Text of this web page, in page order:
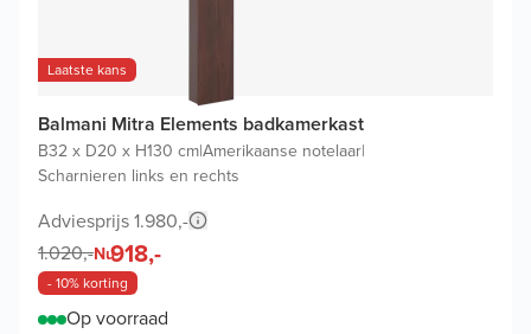
Laatste kans
Balmani Mitra Elements badkamerkast
B32 x D20 x H130 cm|Amerikaanse notelaar|
Scharnieren links en rechts
Adviesprijs 1.980,-
1.020,-Nu918,-
- 10% korting
Op voorraad